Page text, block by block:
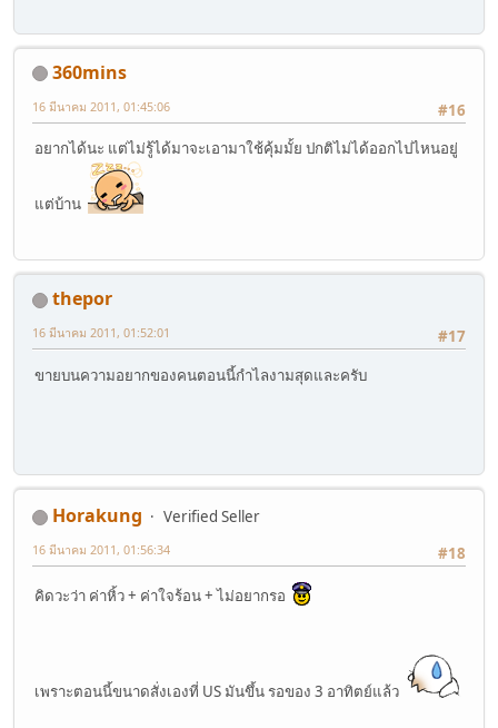
360mins
#16
16 มีนาคม 2011, 01:45:06
อยากได้นะ แต่ไม่รู้ได้มาจะเอามาใช้คุ้มมั้ย ปกติไม่ได้ออกไปไหนอยู่
แต่บ้าน
thepor
#17
16 มีนาคม 2011, 01:52:01
ขายบนความอยากของคนตอนนี้กำไลงามสุดและครับ
Horakung
Verified Seller
#18
16 มีนาคม 2011, 01:56:34
คิดวะว่า ค่าหิ้ว + ค่าใจร้อน + ไม่อยากรอ
เพราะตอนนี้ขนาดสั่งเองที่ US มันขึ้น รอของ 3 อาทิตย์แล้ว